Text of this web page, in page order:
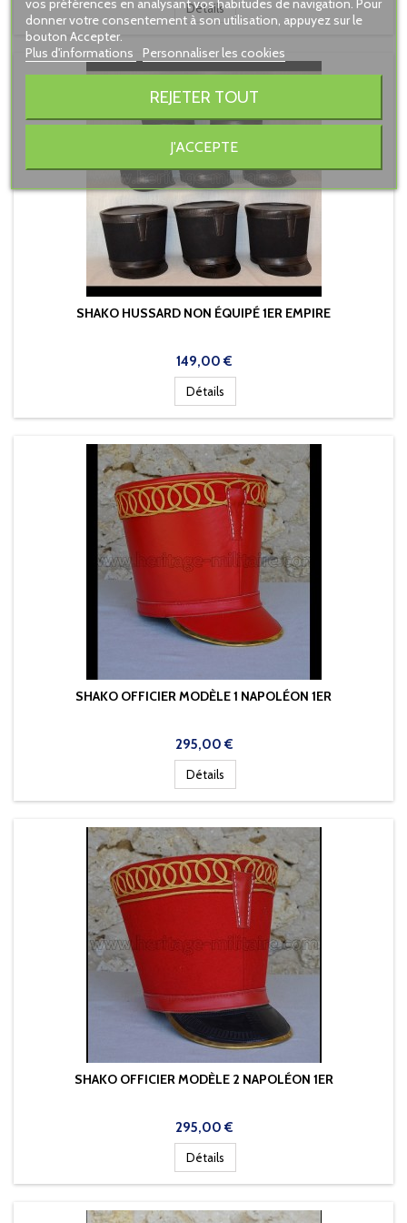
Détails
SHAKO HUSSARD NON ÉQUIPÉ 1ER EMPIRE
Prix
149,00 €
Détails
SHAKO OFFICIER MODÈLE 1 NAPOLÉON 1ER
Prix
295,00 €
Détails
SHAKO OFFICIER MODÈLE 2 NAPOLÉON 1ER
Prix
295,00 €
Détails
donner votre consentement à son utilisation, appuyez sur le
bouton Accepter.
Plus d'informations
Personnaliser les cookies
REJETER TOUT
J'ACCEPTE